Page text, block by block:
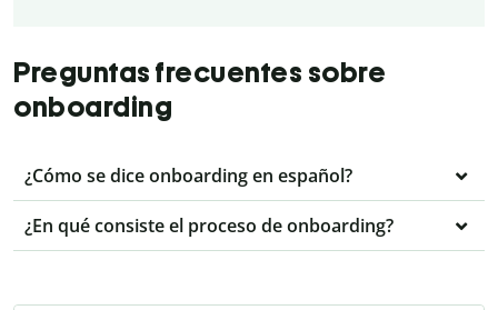
Preguntas frecuentes sobre
onboarding
¿Cómo se dice onboarding en español?
¿En qué consiste el proceso de onboarding?